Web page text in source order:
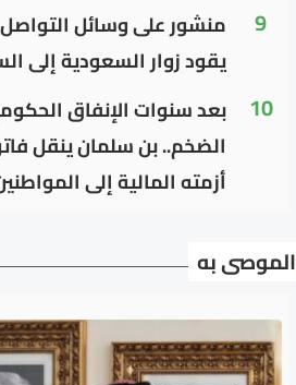
9
منشور على وسائل
يقود زوار السعودية إلى
10
بعد سنوات الإنفاق
الضخم.. بن سلمان ينقل
أزمته المالية إلى
الموصى به